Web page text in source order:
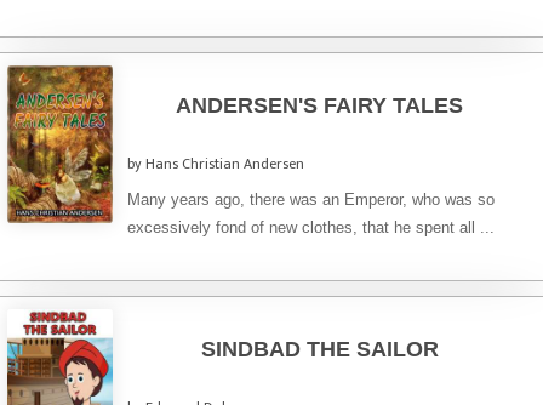
ANDERSEN'S FAIRY TALES
by Hans Christian Andersen
Many years ago, there was an Emperor, who was so
excessively fond of new clothes, that he spent all ...
SINDBAD THE SAILOR